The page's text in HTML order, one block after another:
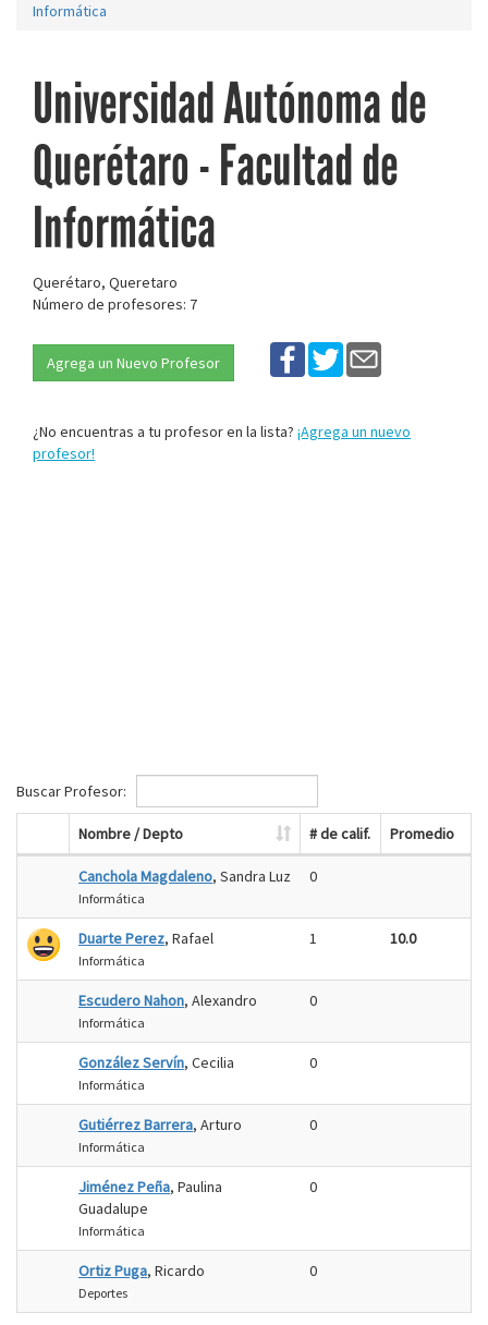
Informática
Universidad Autónoma de
Querétaro - Facultad de
Informática
Querétaro, Queretaro
Número de profesores: 7
Agrega un Nuevo Profesor
¿No encuentras a tu profesor en la lista? ¡Agrega un nuevo
profesor!
Buscar Profesor:
Nombre / Depto # de calif. Promedio
Canchola Magdaleno, Sandra Luz
Informática
0
Duarte Perez, Rafael
Informática
1 10.0
Escudero Nahon, Alexandro
Informática
0
González Servín, Cecilia
Informática
0
Gutiérrez Barrera, Arturo
Informática
0
Jiménez Peña, Paulina
Guadalupe
Informática
0
Ortiz Puga, Ricardo
Deportes
0